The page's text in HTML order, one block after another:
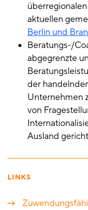
aktuellen
Berlin und
Beratungs-/
abgegrenzte
der
Unternehmen
von
Ausland
LINKS